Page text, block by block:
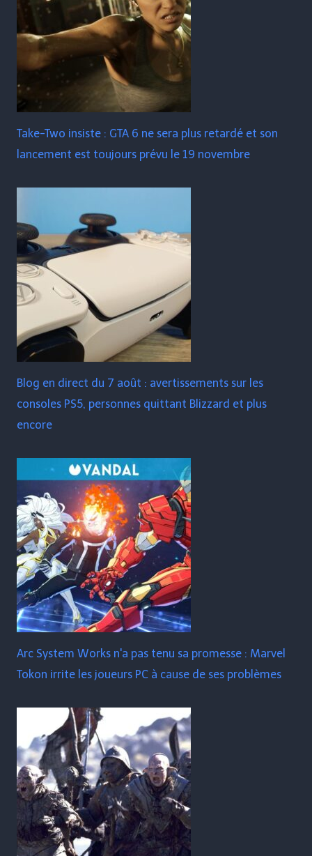
Take-Two insiste : GTA 6 ne sera plus retardé et son
lancement est toujours prévu le 19 novembre
Blog en direct du 7 août : avertissements sur les
consoles PS5, personnes quittant Blizzard et plus
encore
Arc System Works n'a pas tenu sa promesse : Marvel
Tokon irrite les joueurs PC à cause de ses problèmes